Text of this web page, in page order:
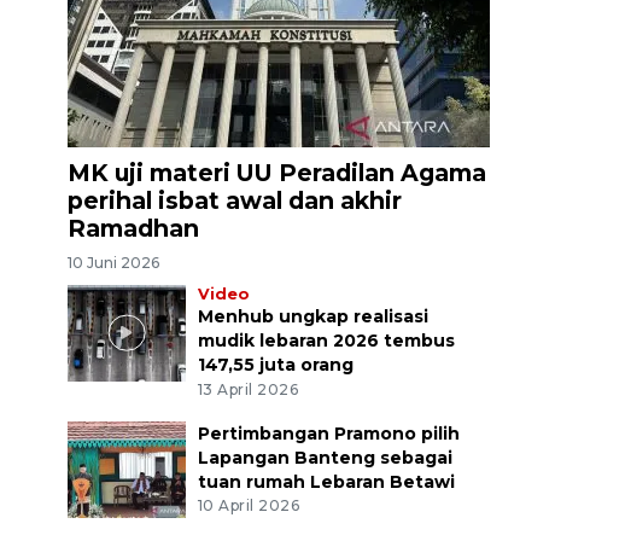
MK uji materi UU Peradilan Agama
perihal isbat awal dan akhir
Ramadhan
10 Juni 2026
Video
Menhub ungkap realisasi
mudik lebaran 2026 tembus
147,55 juta orang
13 April 2026
Pertimbangan Pramono pilih
Lapangan Banteng sebagai
tuan rumah Lebaran Betawi
10 April 2026